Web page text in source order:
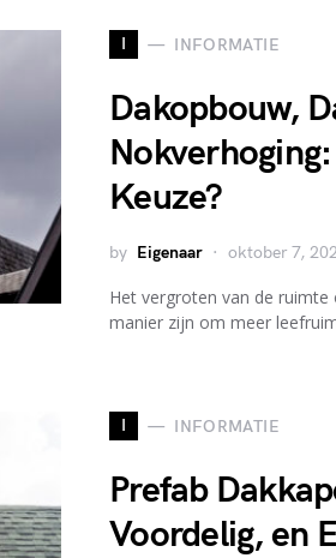
I INFORMATIE
Dakopbouw,
Keuze?
by Eigenaar oktober 7,
Het vergroten van de ruimte
manier zijn om meer
I INFORMATIE
Prefab
Voordelig, en